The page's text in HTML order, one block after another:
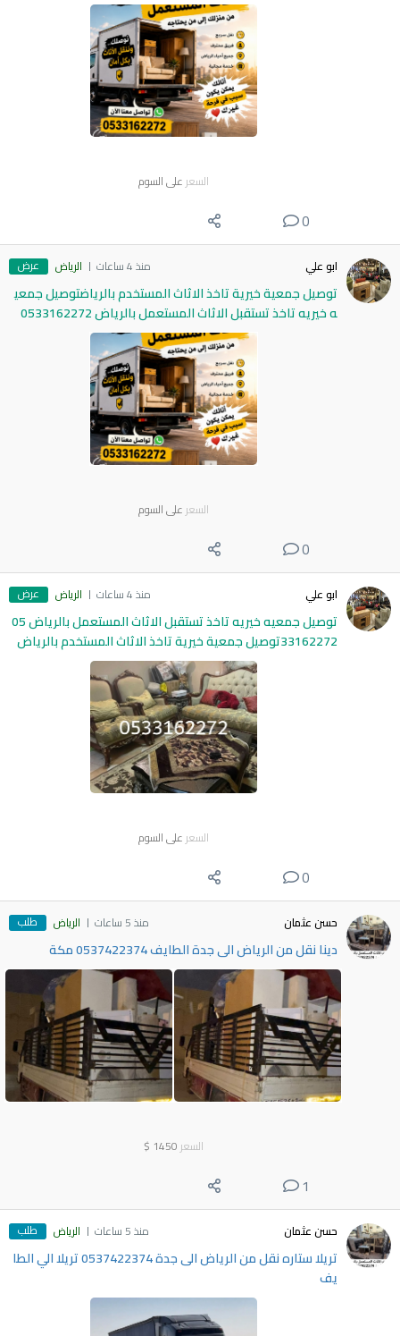
السعر على السوم
0
ابو علي منذ 4 ساعات الرياض عرض
توصيل جمعية خيرية تاخذ الاثاث المستخدم بالرياضتوصيل جمعي
ه خيريه تاخذ تستقبل الاثاث المستعمل بالرياض 0533162272
السعر على السوم
0
ابو علي منذ 4 ساعات الرياض عرض
توصيل جمعيه خيريه تاخذ تستقبل الاثاث المستعمل بالرياض 05
33162272توصيل جمعية خيرية تاخذ الاثاث المستخدم بالرياض
السعر على السوم
0
حسن عثمان منذ 5 ساعات الرياض طلب
دينا نقل من الرياض الى جدة الطايف 0537422374 مكة
السعر 1450
$
1
حسن عثمان منذ 5 ساعات الرياض طلب
تريلا ستاره نقل من الرياض الى جدة 0537422374 تريلا الي الطا
يف